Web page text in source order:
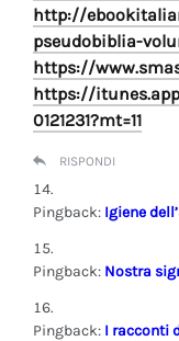
http://
pseudobiblia-
https://
https://
0121231?mt=11
RISPONDI
Pingback: Igiene
Pingback: Nostra
Pingback: I racconti